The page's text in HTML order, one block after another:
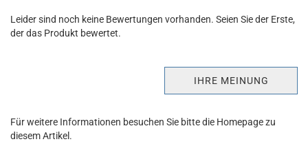
Leider sind noch keine Bewertungen vorhanden. Seien Sie der Erste,
der das Produkt bewertet.
IHRE MEINUNG
Für weitere Informationen besuchen Sie bitte die Homepagezu
diesem Artikel.